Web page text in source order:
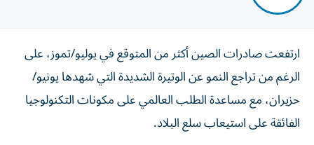
ارتفعت صادرات الصين أكثر من المتوقع في يوليو/تموز، على
الرغم من تراجع النمو عن الوتيرة الشديدة التي شهدها يونيو/
حزيران، مع مساعدة الطلب العالمي على مكونات التكنولوجيا
الفائقة على استيعاب سلع البلاد.